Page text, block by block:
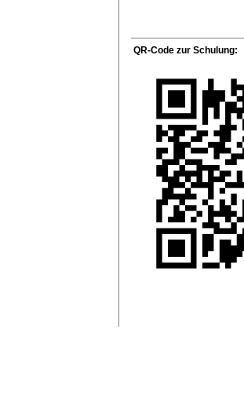
QR-Code zur Schulung: